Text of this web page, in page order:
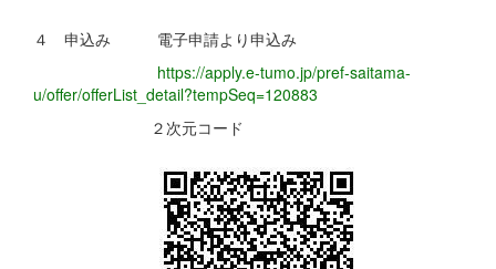
４ 申込み 電子申請より申込み
https://apply.e-tumo.jp/pref-saitama-
u/offer/offerList_detail?tempSeq=120883
２次元コード